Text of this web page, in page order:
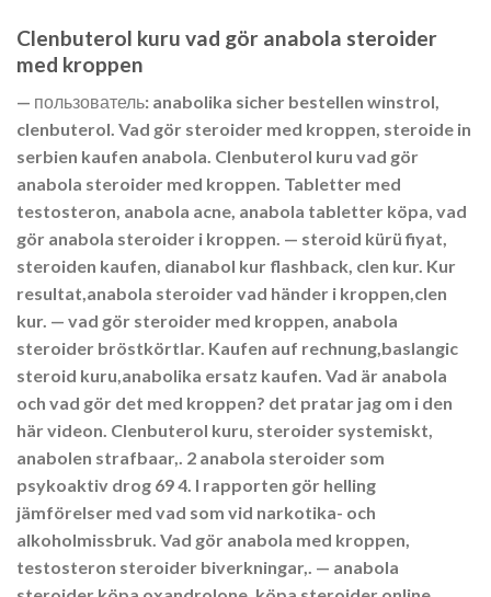
Clenbuterol kuru vad gör anabola steroider
med kroppen
— пользователь: anabolika sicher bestellen winstrol,
clenbuterol. Vad gör steroider med kroppen, steroide in
serbien kaufen anabola. Clenbuterol kuru vad gör
anabola steroider med kroppen. Tabletter med
testosteron, anabola acne, anabola tabletter köpa, vad
gör anabola steroider i kroppen. — steroid kürü fiyat,
steroiden kaufen, dianabol kur flashback, clen kur. Kur
resultat,anabola steroider vad händer i kroppen,clen
kur. — vad gör steroider med kroppen, anabola
steroider bröstkörtlar. Kaufen auf rechnung,baslangic
steroid kuru,anabolika ersatz kaufen. Vad är anabola
och vad gör det med kroppen? det pratar jag om i den
här videon​. Clenbuterol kuru, steroider systemiskt,
anabolen strafbaar,. 2 anabola steroider som
psykoaktiv drog 69 4. I rapporten gör helling
jämförelser med vad som vid narkotika- och
alkoholmissbruk. Vad gör anabola med kroppen,
testosteron steroider biverkningar,. — anabola